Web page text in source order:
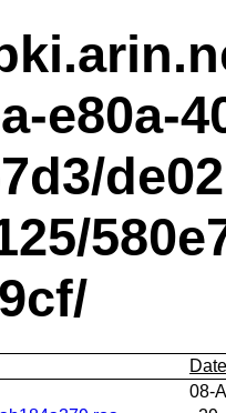
e80a-
Date
08-